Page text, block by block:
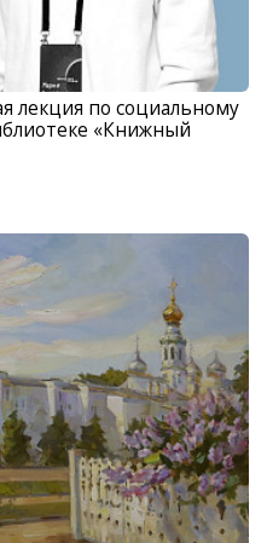
лекция по социальному
«Книжный